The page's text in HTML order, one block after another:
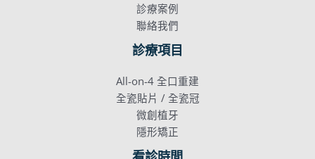
診療案例
聯絡我們
診療項目
All-on-4 全口重建
全瓷貼片 / 全瓷冠
微創植牙
隱形矯正